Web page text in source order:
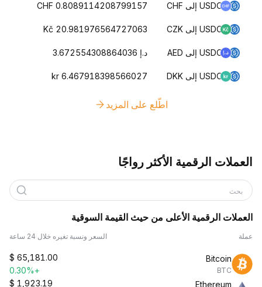
USDC إلى CHF CHF 0.8089114208799157
USDC إلى CZK Kč 20.981976564727063
USDC إلى AED د.إ 3.672554308864036
USDC إلى DKK kr 6.467918398566027
اطّلع على المزيد
العملات الرقمية الأكثر رواجًا
بحث
العملات الرقمية الأعلى من حيث القيمة السوقية
عملة السعر ونسبة تغيره خلال 24 ساعة
Bitcoin
BTC
$ 65,181.00
+0.30%
Ethereum
$ 1,923.19